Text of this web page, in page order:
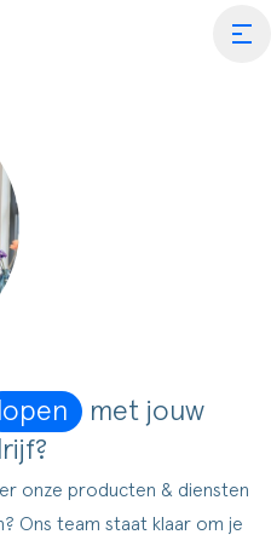
Scanning
Factuurverwerking
lopen met jouw
onze producten & diensten
Ons team staat klaar om je